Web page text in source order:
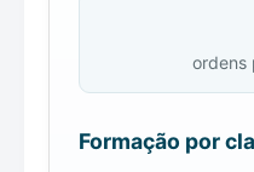
ordens
Formação por